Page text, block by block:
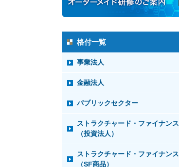
格付一覧
事業法人
金融法人
パブリックセクター
ストラクチャード・ファイナンス
（投資法人）
ストラクチャード・ファイナンス
（SF商品）